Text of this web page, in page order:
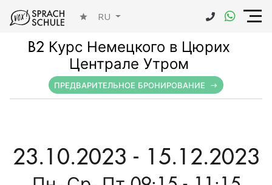
RU
B2 Курс Немецкого в Цюрих
Централе Утром
ПРЕДВАРИТЕЛЬНОЕ БРОНИРОВАНИЕ
23.10.2023 - 15.12.2023